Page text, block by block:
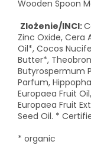
Wooden Spoon
Zloženie/INCI:
Zinc Oxide, Cera
Oil*, Cocos
Butter*,
Butyrospermum
Parfum,
Europaea Fruit
Europaea Fruit
Seed Oil. *
* organic